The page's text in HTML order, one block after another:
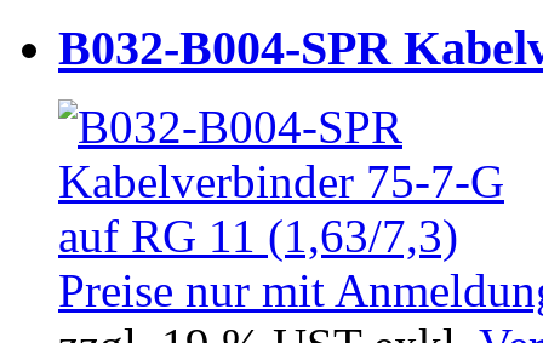
B032-B004-SPR
Preise nur mit